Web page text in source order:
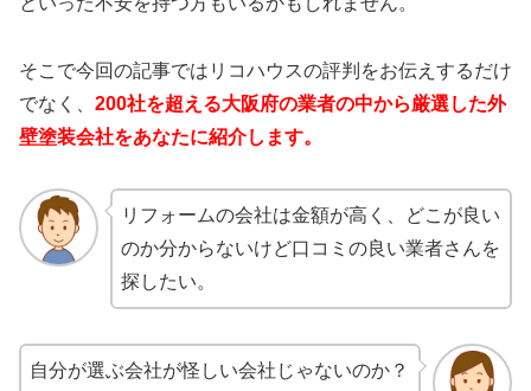
そこで今回の記事ではリコハウスの評判をお伝えするだけ
でなく、 200社を超える大阪府の業者の中から厳選した外
壁塗装会社をあなたに紹介します。
リフォームの会社は金額が高く、どこが良い
のか分からないけど口コミの良い業者さんを
探したい。
自分が選ぶ会社が怪しい会社じゃないのか？